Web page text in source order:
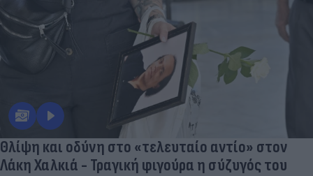
Θλίψη και οδύνη στο «τελευταίο αντίο» στον
Λάκη Χαλκιά - Τραγική φιγούρα η σύζυγός του